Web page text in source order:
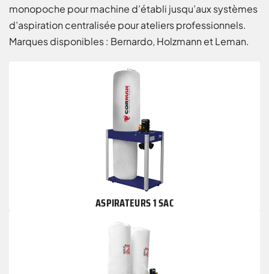
monopoche pour machine d’établi jusqu’aux systèmes
d’aspiration centralisée pour ateliers professionnels.
Marques disponibles : Bernardo, Holzmann et Leman.
ASPIRATEURS 1 SAC